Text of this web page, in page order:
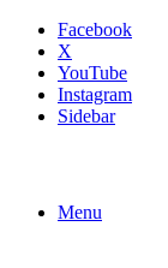
Facebook
X
YouTube
Instagram
Sidebar
Menu